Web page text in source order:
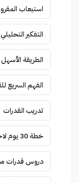
استيعاب
التفكير التحليلي
الطريقة الأسهل
الفهم السريع
تدريب القدرات
خطة 30 يوم لاختبار القدرات
دروس قدرات